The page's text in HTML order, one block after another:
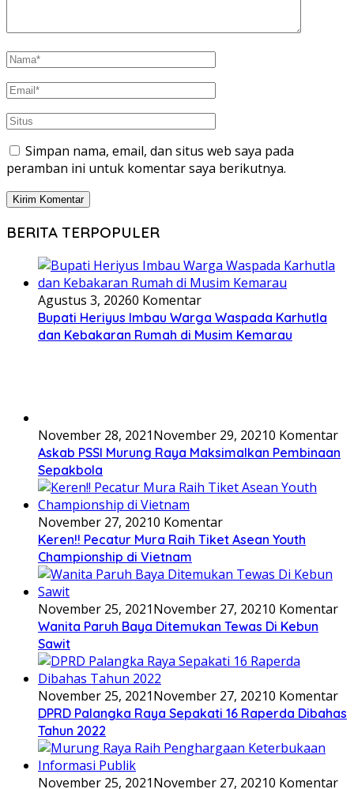
Simpan nama, email, dan situs web saya pada
peramban ini untuk komentar saya berikutnya.
BERITA TERPOPULER
Agustus 3, 20260 Komentar
Bupati Heriyus Imbau Warga Waspada Karhutla
dan Kebakaran Rumah di Musim Kemarau
November 27, 2021
Keren!! Pecatur Mura Raih Tiket Asean Youth
Championship di Vietnam
November 25, 2021November 27, 2021
Wanita Paruh Baya Ditemukan Tewas Di Kebun
Sawit
November 25, 2021
DPRD Palangka Raya Sepakati 16 Raperda Dibahas
Tahun 2022
November 25, 2021
Murung Raya Raih Penghargaan Keterbukaan
Informasi Publik